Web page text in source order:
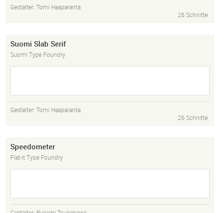
Gestalter: Tomi Haaparanta
26 Schnitte
Suomi Slab Serif
Suomi Type Foundry
Gestalter: Tomi Haaparanta
26 Schnitte
Speedometer
Flat-it Type Foundry